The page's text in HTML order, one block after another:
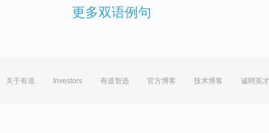
更多双语例句
关于有道 Investors 有道智选 官方博客 技术博客 诚聘英才